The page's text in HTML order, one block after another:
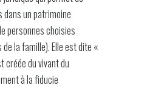
un patrimoine
personnes choisies
la famille). Elle est dite «
créée du vivant du
à la fiducie